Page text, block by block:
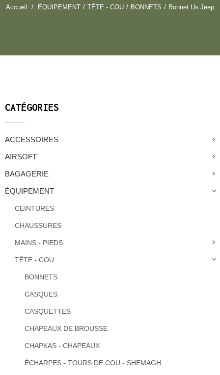
Accueil ÉQUIPEMENT TÊTE - COU BONNETS Bonnet Us Jeep
CATÉGORIES
ACCESSOIRES
AIRSOFT
BAGAGERIE
ÉQUIPEMENT
CEINTURES
CHAUSSURES
MAINS - PIEDS
TÊTE - COU
BONNETS
CASQUES
CASQUETTES
CHAPEAUX DE BROUSSE
CHAPKAS - CHAPEAUX
ÉCHARPES - TOURS DE COU - SHEMAGH